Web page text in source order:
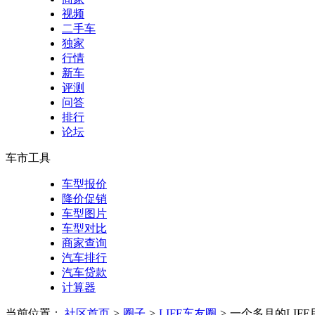
视频
二手车
独家
行情
新车
评测
问答
排行
论坛
车市工具
车型报价
降价促销
车型图片
车型对比
商家查询
汽车排行
汽车贷款
计算器